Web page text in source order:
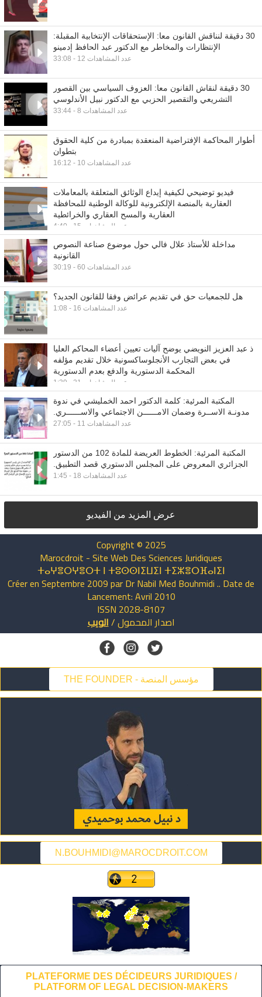
30 دقيقة لنناقش القانون معا: الإستحقاقات الإنتخابية المقبلة:
الإنتظارات والمخاطر مع الدكتور عبد الحافظ إدمينو
33:08 - عدد المشاهدات 12
30 دقيقة لنقاش القانون معا: العزوف السياسي بين القصور
التشريعي والتقصير الحزبي مع الدكتور نبيل الأندلوسي
33:44 - عدد المشاهدات 8
أطوار المحاكمة الإفتراضية المنعقدة بمبادرة من كلية الحقوق
بتطوان
16:12 - عدد المشاهدات 10
فيديو توضيحي لكيفية إيداع الوثائق المتعلقة بالمعاملات
العقارية بالمنصة الإلكترونية للوكالة الوطنية للمحافظة
العقارية والمسح العقاري والخرائطية
4:40 - عدد المشاهدات 15
مداخلة للأستاذ علال فالي حول موضوع صناعة النصوص
القانونية
30:19 - عدد المشاهدات 60
هل للجمعيات حق في تقديم عرائض وفقا للقانون الجديد؟
1:08 - عدد المشاهدات 16
ذ عبد العزيز النويضي يوضح آليات تعيين أعضاء المحاكم العليا
في بعض التجارب الأنجلوساكسونية خلال تقديم مؤلفه
المحكمة الدستورية والدفع بعدم الدستورية
1:39 - عدد المشاهدات 21
المكتبة المرئية: كلمة الدكتور احمد الخمليشي في ندوة
مدونـة الاســرة وضمان الامــــــن الاجتماعي والاســــــري.
27:05 - عدد المشاهدات 11
المكتبة المرئية: الخطوط العريضة للمادة 102 من الدستور
الجزائري المعروض على المجلس الدستوري قصد التطبيق.
1:45 - عدد المشاهدات 18
عرض المزيد من الفيديو
Copyright © 2025
Marocdroit - Site Web Des Sciences Juridiques
ⵜⴰⵖⴻⵔⵖⴻⵔⵜ ⵏ ⵜⵓⵙⵙⵏⵉⵡⵉⵏ ⵜⵉⵣⴻⵔⴼⴰⵏⵉⵏ
Créer en Septembre 2009 par Dr Nabil Med Bouhmidi .. Date de
Lancement: Avril 2010
ISSN 2028-8107
اصدارالمحمول/الويب
THE FOUNDER - مؤسس المنصة
N.BOUHMIDI@MAROCDROIT.COM
PLATEFORME DES DÉCIDEURS JURIDIQUES /
PLATFORM OF LEGAL DECISION-MAKERS